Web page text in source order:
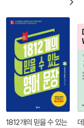
1812개의 믿을 수 있는